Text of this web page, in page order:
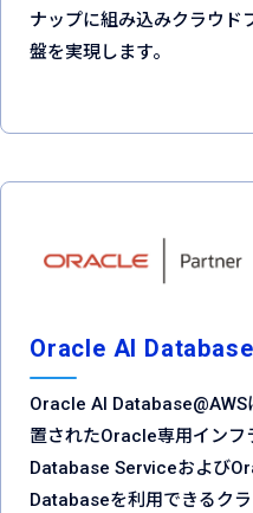
ナップに組み込みクラウド
盤を実現します。
Oracle AI
Oracle AI Database@AWS
置されたOracle専用イン
Database Serviceおよび
Databaseを利用できるク